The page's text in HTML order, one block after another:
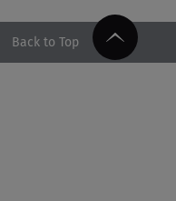
Back to Top